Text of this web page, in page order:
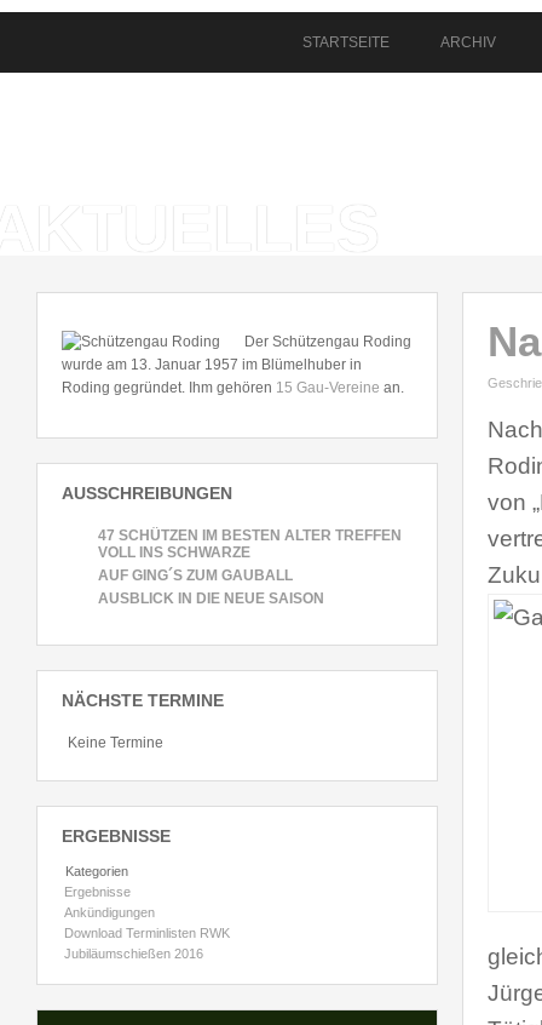
STARTSEITE ARCHIV
von
Der Schützengau Roding
wurde am 13. Januar 1957 im Blümelhuber in
Roding gegründet. Ihm gehören 15 Gau-Vereine an.
AUSSCHREIBUNGEN
47 SCHÜTZEN IM BESTEN ALTER TREFFEN
VOLL INS SCHWARZE
AUF GING´S ZUM GAUBALL
AUSBLICK IN DIE NEUE SAISON
NÄCHSTE TERMINE
Keine Termine
ERGEBNISSE
Kategorien
Ergebnisse
Ankündigungen
Download Terminlisten RWK
Jubiläumschießen 2016